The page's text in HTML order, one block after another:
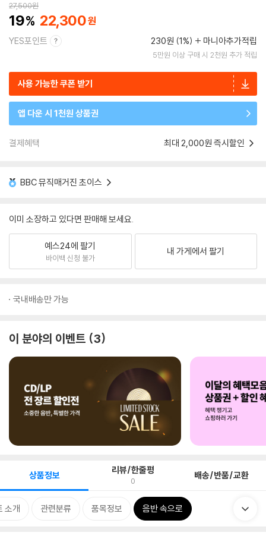
27,500원
19 22,300
YES포인트 230원 (1%) 마니아추가적립
5만원 이상 구매 시 2천원 추가 적립
사용 가능한 쿠폰 받기
앱 다운 시 1천원 상품권
결제혜택 최대 2,000원 즉시할인
BBC 뮤직매거진 초이스
이미 소장하고 있다면 판매해 보세요.
예스24에 팔기
바이백 신청 불가
내 가게에서 팔기
국내배송만 가능
이 분야의 이벤트 3
상품정보 리뷰/한줄평
0 배송/반품/교환
소개 관련분류 품목정보 음반 속으로